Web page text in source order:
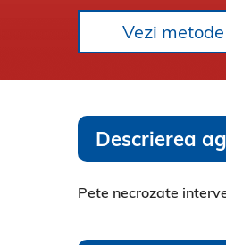
Vezi
Descrierea
Pete necrozate